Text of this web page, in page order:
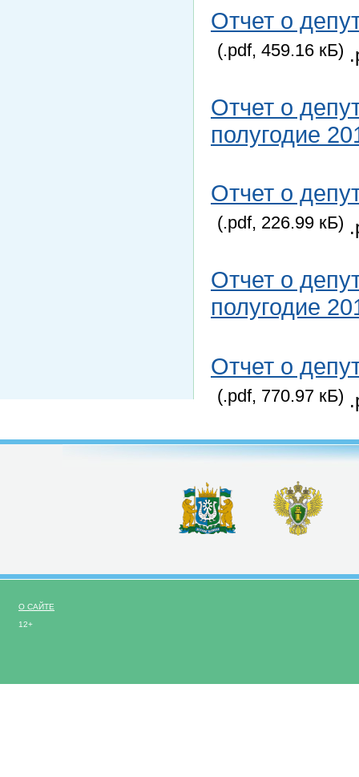
Отчет о
(.pdf, 459.16 кБ)
Отчет о
полугодие
Отчет о
(.pdf, 226.99 кБ)
Отчет о
полугодие
Отчет о
(.pdf, 770.97 кБ)
О САЙТЕ
12+